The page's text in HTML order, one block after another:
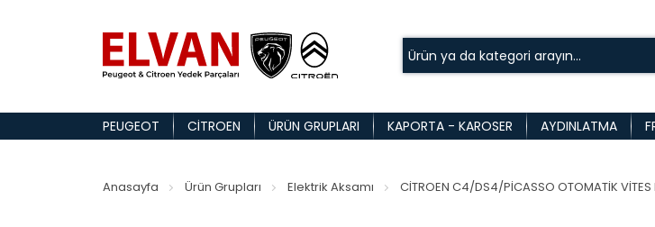
PEUGEOT CITROEN ÜRÜN GRUPLARI KAPORTA - KAROSER AYDINLATMA
Anasayfa Ürün Grupları Elektrik Aksamı CİTROEN C4/DS4/PİCASSO OTOMATİK VİTES